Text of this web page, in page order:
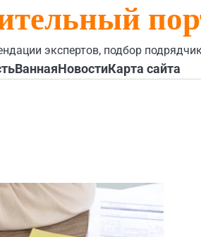
экспертов, подбор
ВаннаяНовостиКарта сайта